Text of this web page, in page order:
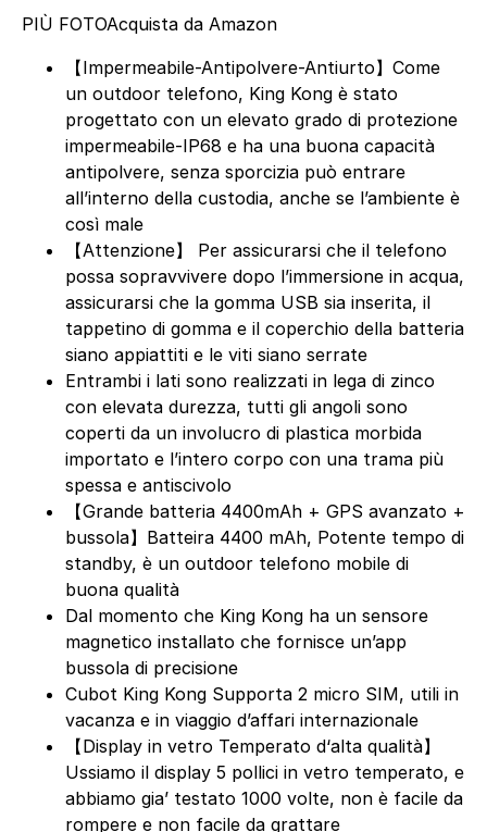
PIÙ FOTOAcquista da Amazon
【Impermeabile-Antipolvere-Antiurto】Come
un outdoor telefono, King Kong è stato
progettato con un elevato grado di protezione
impermeabile-IP68 e ha una buona capacità
antipolvere, senza sporcizia può entrare
all’interno della custodia, anche se l’ambiente è
così male
【Attenzione】 Per assicurarsi che il telefono
possa sopravvivere dopo l’immersione in acqua,
assicurarsi che la gomma USB sia inserita, il
tappetino di gomma e il coperchio della batteria
siano appiattiti e le viti siano serrate
Entrambi i lati sono realizzati in lega di zinco
con elevata durezza, tutti gli angoli sono
coperti da un involucro di plastica morbida
importato e l’intero corpo con una trama più
spessa e antiscivolo
【Grande batteria 4400mAh + GPS avanzato +
bussola】Batteira 4400 mAh, Potente tempo di
standby, è un outdoor telefono mobile di
buona qualità
Dal momento che King Kong ha un sensore
magnetico installato che fornisce un’app
bussola di precisione
Cubot King Kong Supporta 2 micro SIM, utili in
vacanza e in viaggio d’affari internazionale
【Display in vetro Temperato d‘alta qualità】
Ussiamo il display 5 pollici in vetro temperato, e
abbiamo gia’ testato 1000 volte, non è facile da
rompere e non facile da grattare